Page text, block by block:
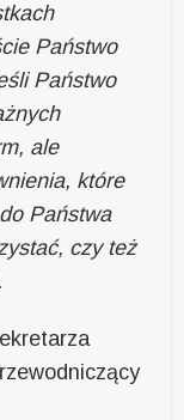
Państwo
Państwo
ale
które
Państwa
czy też